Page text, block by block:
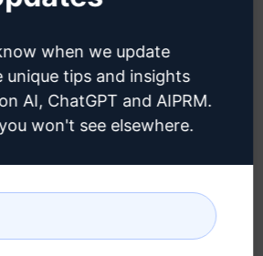
ダウンロード
インストール方法
when we update
unique tips and insights
AI, ChatGPT and AIPRM.
won't see elsewhere.